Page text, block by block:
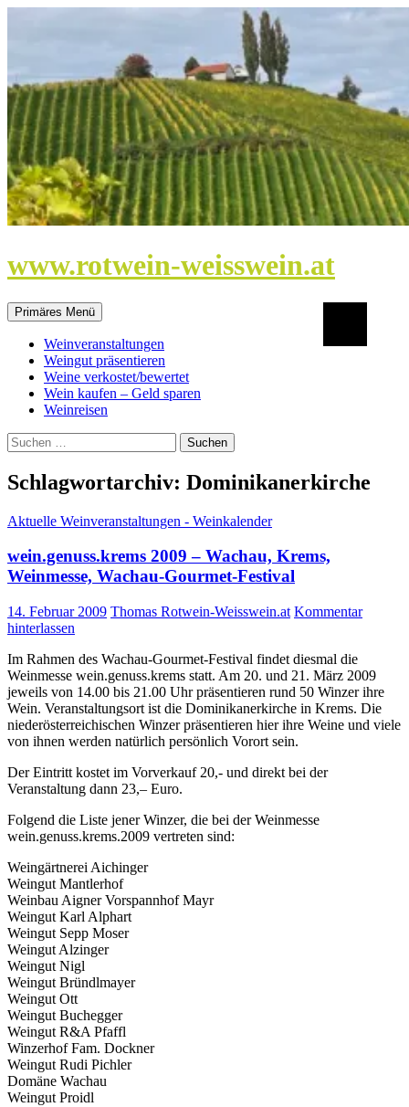
www.rotwein-weisswein.at
Primäres Menü
Weinveranstaltungen
Weingut präsentieren
Weine verkostet/bewertet
Wein kaufen – Geld sparen
Weinreisen
Suchen
nach:
Schlagwortarchiv: Dominikanerkirche
Aktuelle Weinveranstaltungen - Weinkalender
wein.genuss.krems 2009 – Wachau, Krems,
Weinmesse, Wachau-Gourmet-Festival
14. Februar 2009 Thomas Rotwein-Weisswein.at Kommentar
hinterlassen
Im Rahmen des Wachau-Gourmet-Festival findet diesmal die
Weinmesse wein.genuss.krems statt. Am 20. und 21. März 2009
jeweils von 14.00 bis 21.00 Uhr präsentieren rund 50 Winzer ihre
Wein. Veranstaltungsort ist die Dominikanerkirche in Krems. Die
niederösterreichischen Winzer präsentieren hier ihre Weine und viele
von ihnen werden natürlich persönlich Vorort sein.
Der Eintritt kostet im Vorverkauf 20,- und direkt bei der
Veranstaltung dann 23,– Euro.
Folgend die Liste jener Winzer, die bei der Weinmesse
wein.genuss.krems.2009 vertreten sind:
Weingärtnerei Aichinger
Weingut Mantlerhof
Weinbau Aigner Vorspannhof Mayr
Weingut Karl Alphart
Weingut Sepp Moser
Weingut Alzinger
Weingut Nigl
Weingut Bründlmayer
Weingut Ott
Weingut Buchegger
Weingut R&A Pfaffl
Winzerhof Fam. Dockner
Weingut Rudi Pichler
Domäne Wachau
Weingut Proidl